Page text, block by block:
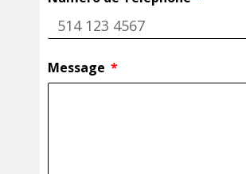
Message